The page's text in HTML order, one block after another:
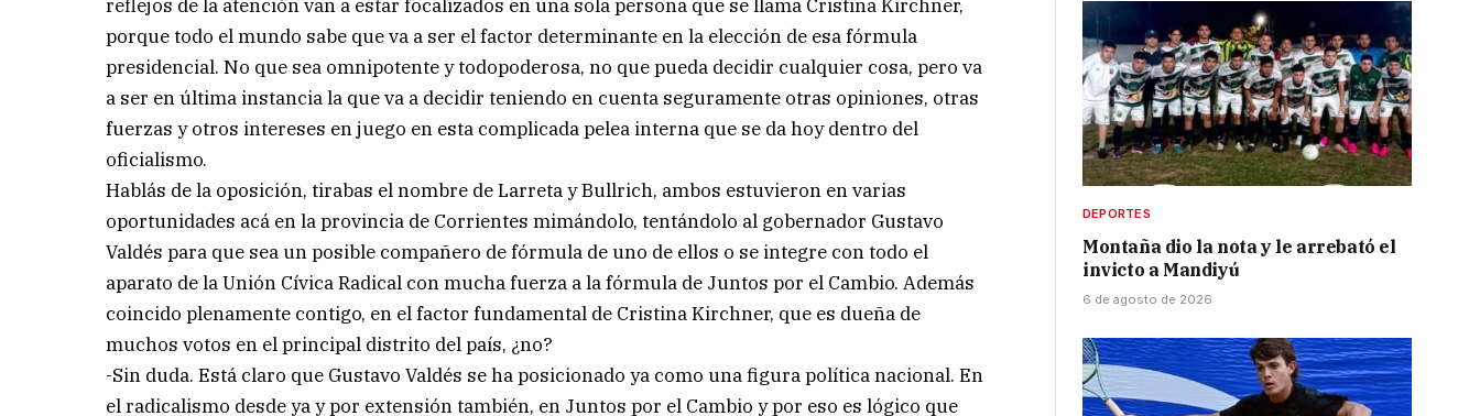
reflejos de la atención van a estar focalizados en una sola persona que se llama Cristina Kirchner,
porque todo el mundo sabe que va a ser el factor determinante en la elección de esa fórmula
presidencial. No que sea omnipotente y todopoderosa, no que pueda decidir cualquier cosa, pero va
a ser en última instancia la que va a decidir teniendo en cuenta seguramente otras opiniones, otras
fuerzas y otros intereses en juego en esta complicada pelea interna que se da hoy dentro del
oficialismo.
Hablás de la oposición, tirabas el nombre de Larreta y Bullrich, ambos estuvieron en varias
oportunidades acá en la provincia de Corrientes mimándolo, tentándolo al gobernador Gustavo
Valdés para que sea un posible compañero de fórmula de uno de ellos o se integre con todo el
aparato de la Unión Cívica Radical con mucha fuerza a la fórmula de Juntos por el Cambio. Además
coincido plenamente contigo, en el factor fundamental de Cristina Kirchner, que es dueña de
muchos votos en el principal distrito del país, ¿no?
-Sin duda. Está claro que Gustavo Valdés se ha posicionado ya como una figura política nacional. En
el radicalismo desde ya y por extensión también, en Juntos por el Cambio y por eso es lógico que
DEPORTES
Montaña dio la nota y le arrebató el
invicto a Mandiyú
6 de agosto de 2026